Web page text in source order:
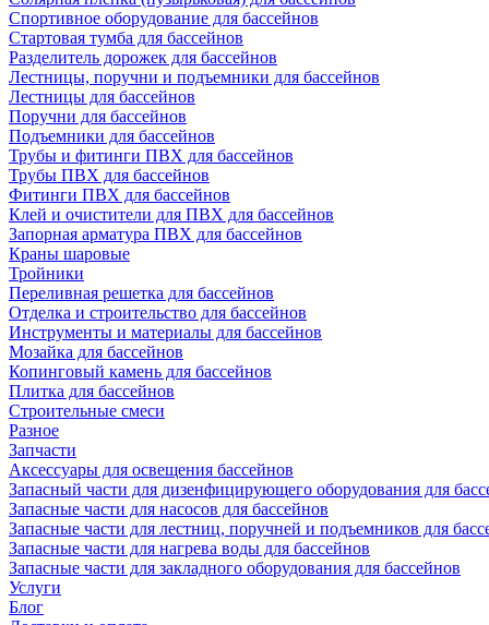
Спортивное оборудование для бассейнов
Стартовая тумба для бассейнов
Разделитель дорожек для бассейнов
Лестницы, поручни и подъемники для бассейнов
Лестницы для бассейнов
Поручни для бассейнов
Подъемники для бассейнов
Трубы и фитинги ПВХ для бассейнов
Трубы ПВХ для бассейнов
Фитинги ПВХ для бассейнов
Клей и очистители для ПВХ для бассейнов
Запорная арматура ПВХ для бассейнов
Краны шаровые
Тройники
Переливная решетка для бассейнов
Отделка и строительство для бассейнов
Инструменты и материалы для бассейнов
Мозайка для бассейнов
Копинговый камень для бассейнов
Плитка для бассейнов
Строительные смеси
Разное
Запчасти
Аксессуары для освещения бассейнов
Запасный части для дизенфицирующего оборудования для
Запасные части для насосов для бассейнов
Запасные части для лестниц, поручней и подъемников для
Запасные части для нагрева воды для бассейнов
Запасные части для закладного оборудования для бассейнов
Услуги
Блог